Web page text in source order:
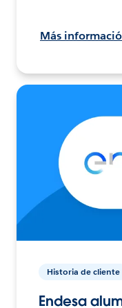
Más
Historia de cliente
Endesa